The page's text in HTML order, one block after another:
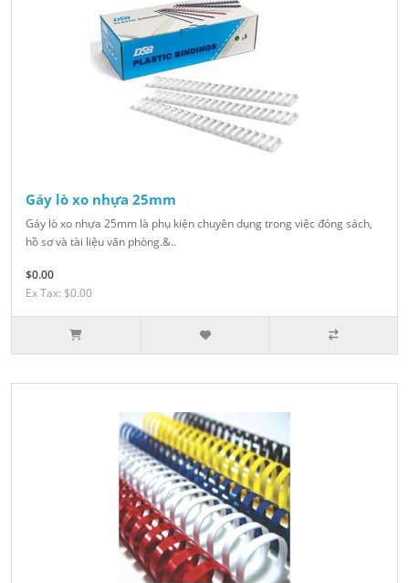
Gáy lò xo nhựa 25mm
Gáy lò xo nhựa 25mm là phụ kiện chuyên dụng trong việc đóng sách,
hồ sơ và tài liệu văn phòng.&..
$0.00
Ex Tax: $0.00